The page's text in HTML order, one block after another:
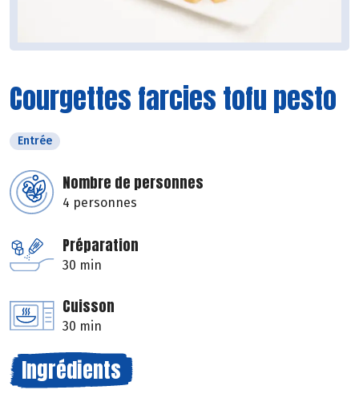
Courgettes farcies tofu pesto
Entrée
Nombre de personnes
4 personnes
Préparation
30 min
Cuisson
30 min
Ingrédients